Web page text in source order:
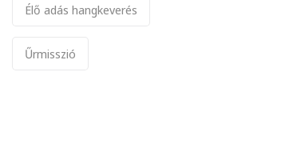
Élő adás hangkeverés
Űrmisszió